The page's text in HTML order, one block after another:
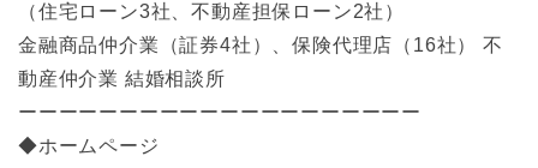
（住宅ローン3社、不動産担保ローン2社）
金融商品仲介業（証券4社）、保険代理店（16社） 不
動産仲介業 結婚相談所
ーーーーーーーーーーーーーーーーーーーー
◆ホームページ